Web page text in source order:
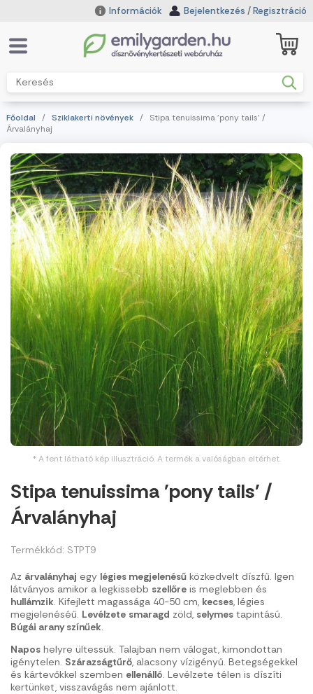
Információk Bejelentkezés /Regisztráció
Főoldal / Sziklakerti növények / Stipa tenuissima 'pony tails' /
Árvalányhaj
* A fent látható kép illusztráció. A termék a valóságban eltérhet.
Stipa tenuissima 'pony tails' /
Árvalányhaj
Termékkód: STPT9
Az árvalányhaj egy légies megjelenésű közkedvelt díszfű. Igen
látványos amikor a legkissebb szellőre is meglebben és
hullámzik. Kifejlett magassága 40-50 cm, kecses, légies
megjelenéséű. Levélzete smaragd zöld, selymes tapintású.
Búgái arany színűek.
Napos helyre ültessük. Talajban nem válogat, kimondottan
igénytelen. Szárazságtűrő, alacsony vízigényű. Betegségekkel
és kártevőkkel szemben ellenálló. Levélzete télen is díszíti
kertünket, visszavágás nem ajánlott.